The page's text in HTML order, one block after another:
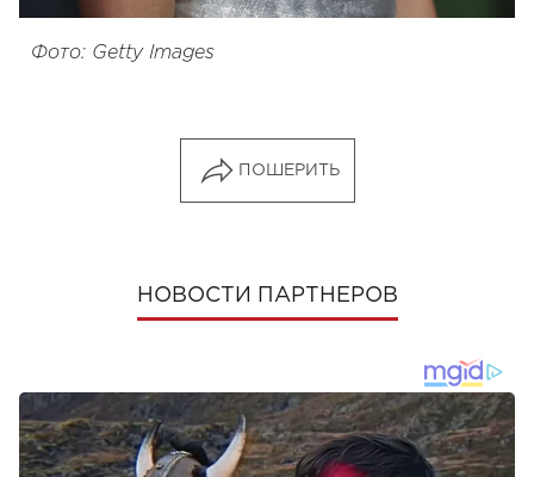
Фото: Getty Images
ПОШЕРИТЬ
НОВОСТИ ПАРТНЕРОВ